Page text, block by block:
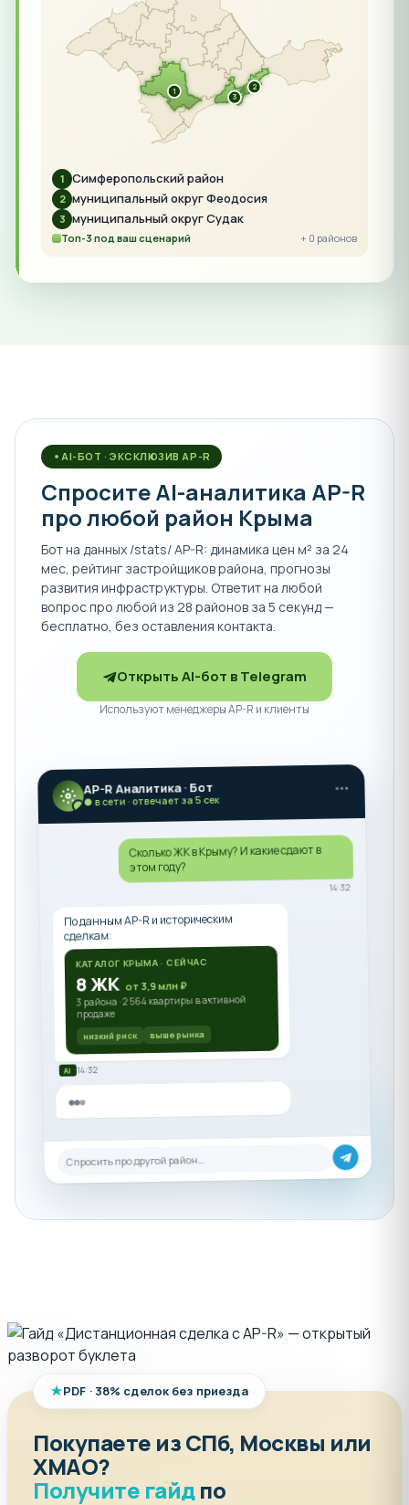
1 2
3
1 Симферопольский район
2 муниципальный округ Феодосия
3 муниципальный округ Судак
Топ-3 под ваш сценарий + 0 районов
AI-БОТ · ЭКСКЛЮЗИВ AP-R
Спросите AI-аналитика AP-R
про любой район Крыма
Бот на данных /stats/ AP-R: динамика цен м² за 24
мес, рейтинг застройщиков района, прогнозы
развития инфраструктуры. Ответит на любой
вопрос про любой из 28 районов за 5 секунд —
бесплатно, без оставления контакта.
Открыть AI-бот в Telegram
Используют менеджеры AP-R и клиенты
AP-R Аналитика · Бот
● в сети · отвечает за 5 сек
Сколько ЖК в Крыму? И какие сдают в
этом году?
14:32
По данным AP-R и историческим
сделкам:
КАТАЛОГ КРЫМА · СЕЙЧАС
8 ЖК от 3,9 млн ₽
3 района · 2 564 квартиры в активной
продаже
низкий риск выше рынка
14:32
Спросить про другой район…
PDF · 38% сделок без приезда
Покупаете из СПб, Москвы или
ХМАО?
Получите гайдпо